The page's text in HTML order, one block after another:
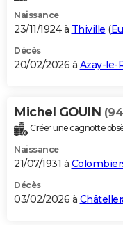
Naissance
23/11/1924 à Thiville (
Décès
20/02/2026 à Azay-le-
Michel GOUIN
Créer une cagnotte
Naissance
21/07/1931 à
Décès
03/02/2026 à